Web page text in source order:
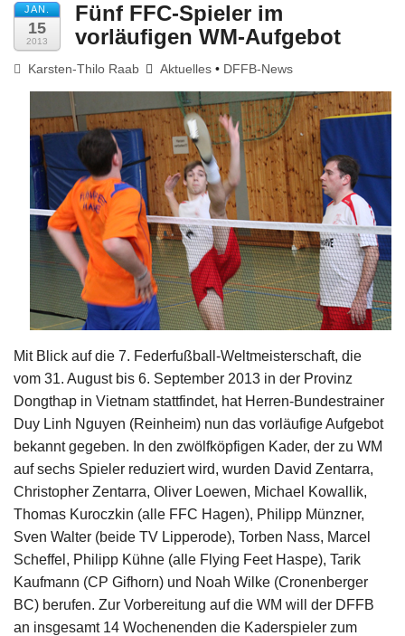
JAN.
15
2013
Fünf FFC-Spieler im
vorläufigen WM-Aufgebot
Karsten-Thilo Raab Aktuelles • DFFB-News
Mit Blick auf die 7. Federfußball-Weltmeisterschaft, die
vom 31. August bis 6. September 2013 in der Provinz
Dongthap in Vietnam stattfindet, hat Herren-Bundestrainer
Duy Linh Nguyen (Reinheim) nun das vorläufige Aufgebot
bekannt gegeben. In den zwölfköpfigen Kader, der zu WM
auf sechs Spieler reduziert wird, wurden David Zentarra,
Christopher Zentarra, Oliver Loewen, Michael Kowallik,
Thomas Kuroczkin (alle FFC Hagen), Philipp Münzner,
Sven Walter (beide TV Lipperode), Torben Nass, Marcel
Scheffel, Philipp Kühne (alle Flying Feet Haspe), Tarik
Kaufmann (CP Gifhorn) und Noah Wilke (Cronenberger
BC) berufen. Zur Vorbereitung auf die WM will der DFFB
an insgesamt 14 Wochenenden die Kaderspieler zum